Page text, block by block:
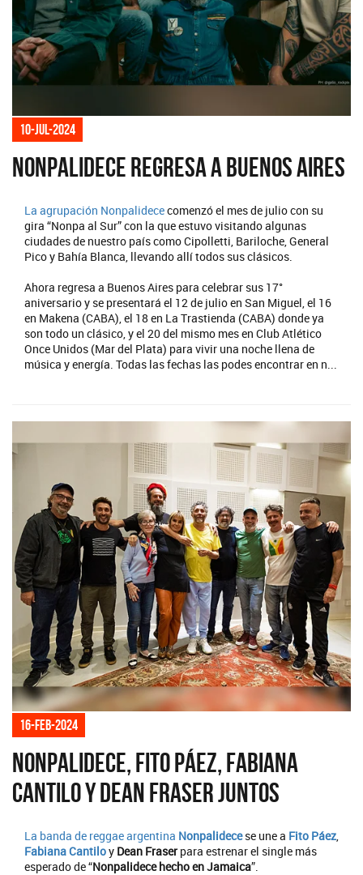
10-jul-2024
Nonpalidece regresa a Buenos Aires
La agrupación Nonpalidececomenzó el mes de julio con su
gira “Nonpa al Sur” con la que estuvo visitando algunas
ciudades de nuestro país como Cipolletti, Bariloche, General
Pico y Bahía Blanca, llevando allí todos sus clásicos.
Ahora regresa a Buenos Aires para celebrar sus 17°
aniversario y se presentará el 12 de julio en San Miguel, el 16
en Makena (CABA), el 18 en La Trastienda (CABA) donde ya
son todo un clásico, y el 20 del mismo mes en Club Atlético
Once Unidos (Mar del Plata) para vivir una noche llena de
música y energía. Todas las fechas las podes encontrar en n...
16-feb-2024
Nonpalidece, Fito Páez, Fabiana
Cantilo y Dean Fraser juntos
La banda de reggae argentina Nonpalidecese une a Fito Páez,
Fabiana Cantiloy Dean Fraser para estrenar el single más
esperado de “Nonpalidece hecho en Jamaica”.